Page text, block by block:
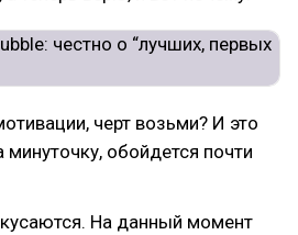
черт возьми? И это
минуточку, обойдется почти
На данный момент